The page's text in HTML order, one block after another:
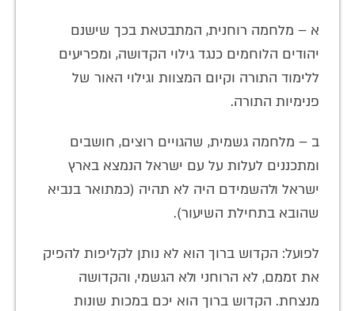
א – מלחמה רוחנית, המתבטאת בכך שישנם
יהודים הלוחמים כנגד גילוי הקדושה, ומפריעים
ללימוד התורה וקיום המצוות וגילוי האור של
פנימיות התורה.
ב – מלחמה גשמית, שהגויים רוצים, חושבים
ומתכננים לעלות על עם ישראל הנמצא בארץ
ישראל ולהשמידם היה לא תהיה (כמתואר בנביא
שהובא בתחילת השיעור).
לפועל: הקדוש ברוך הוא לא נותן לקליפות להפיק
את זממם, לא הרוחני ולא הגשמי, והקדושה
מנצחת. הקדוש ברוך הוא יכם במכות שונות